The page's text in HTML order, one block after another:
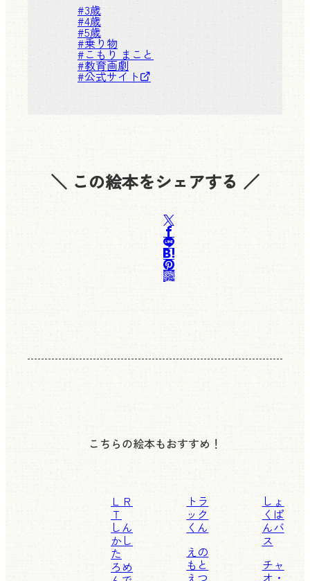
#3歳
#4歳
#5歳
#乗り物
#こもり まこと
#教育画劇
#公式サイト
＼ この絵本をシェアする ／
こちらの絵本もおすすめ！
ＬＲ
Ｔ
しん
かし
た
ろめ
トラ
ック
くん
えの
もと
えつ
しょ
くぱ
んバ
ス
チャ
オ・